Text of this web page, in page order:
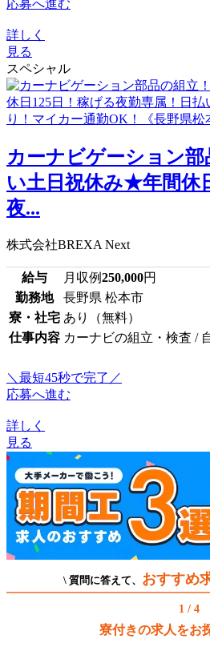
応募へ進む
詳しく
見る
スペシャル
カーナビゲーション部
い土日祝休み★年間休
夜...
株式会社BREXA Next
給与 月収例250,000円
勤務地
長野県 松本市
寮・社宅 あり（無料）
仕事内容 カーナビの組立・検査 /
＼最短45秒で完了／
応募へ進む
詳しく
見る
\ 質問に答えて、 おすすめ
1 / 4
寮付きの求人をお